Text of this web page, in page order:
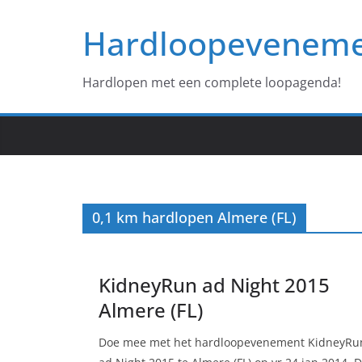
Hardlopen met een complete loopagenda!
0,1 km hardlopen Almere (FL)
KidneyRun ad Night 2015
Almere (FL)
Doe mee met het hardloopevenement